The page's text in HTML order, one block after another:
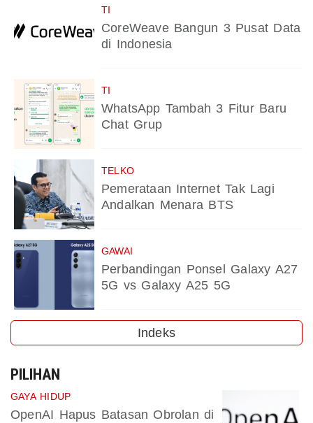
TI
CoreWeave Bangun 3 Pusat Data
di Indonesia
TI
WhatsApp Tambah 3 Fitur Baru
Chat Grup
TELKO
Pemerataan Internet Tak Lagi
Andalkan Menara BTS
GAWAI
Perbandingan Ponsel Galaxy A27
5G vs Galaxy A25 5G
Indeks
PILIHAN
GAYA HIDUP
OpenAI Hapus Batasan Obrolan di